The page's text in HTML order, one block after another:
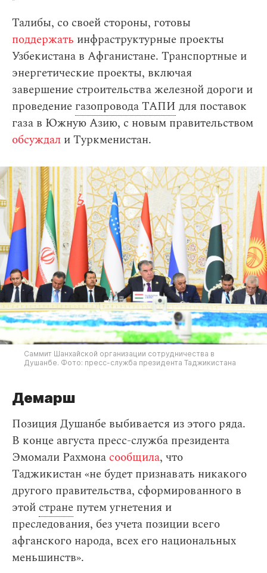
Талибы, со своей стороны, готовы
поддержать инфраструктурные проекты
Узбекистана в Афганистане. Транспортные и
энергетические проекты, включая
завершение строительства железной дороги и
проведение газопровода ТАПИ для поставок
газа в Южную Азию, с новым правительством
обсуждал и Туркменистан.
Саммит Шанхайской организации сотрудничества в
Душанбе. Фото: пресс-служба президента Таджикистана
Демарш
Позиция Душанбе выбивается из этого ряда.
В конце августа пресс-служба президента
Эмомали Рахмона сообщила, что
Таджикистан «не будет признавать никакого
другого правительства, сформированного в
этой стране путем угнетения и
преследования, без учета позиции всего
афганского народа, всех его национальных
меньшинств».